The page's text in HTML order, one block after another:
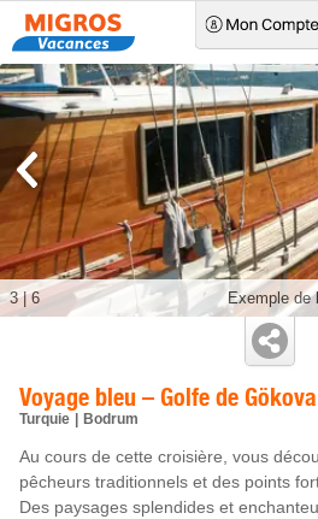
Voyage bleu – Golfe de Gökova
Turquie Bodrum
Au cours de cette croisière, vous
pêcheurs traditionnels et des points
Des paysages splendides et
Exemple de
3|6